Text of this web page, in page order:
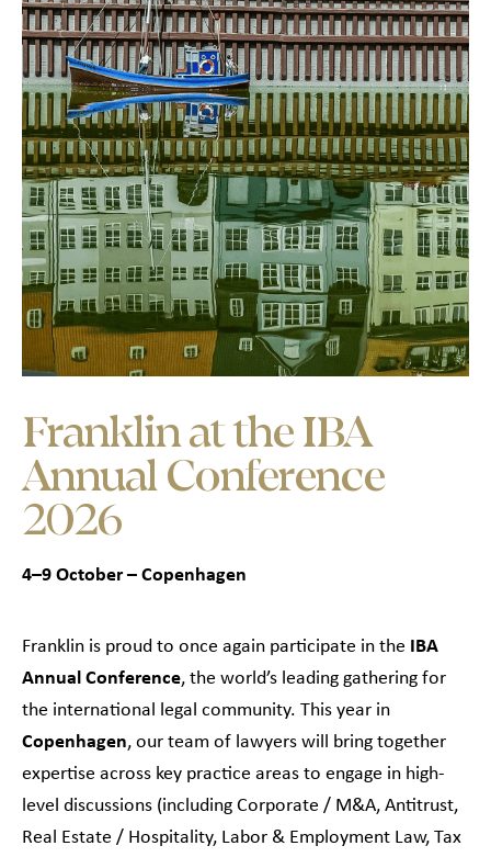
Franklin at the IBA
Annual Conference
2026
4–9 October – Copenhagen
Franklin is proud to once again participate in the IBA
Annual Conference, the world’s leading gathering for
the international legal community. This year in
Copenhagen, our team of lawyers will bring together
expertise across key practice areas to engage in high-
level discussions (including Corporate / M&A, Antitrust,
Real Estate / Hospitality, Labor & Employment Law, Tax